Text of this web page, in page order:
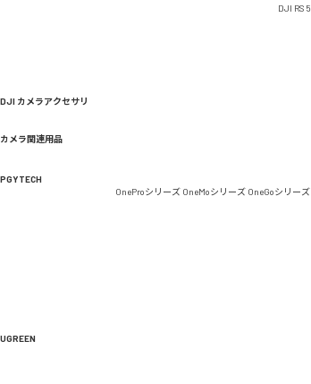
DJI RS 5
DJI カメラアクセサリ
カメラ関連用品
PGYTECH
OneProシリーズ OneMoシリーズ OneGoシリーズ
UGREEN